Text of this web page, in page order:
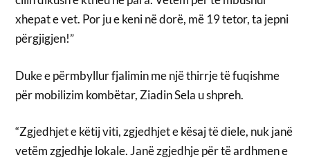
xhepat e vet. Por ju e keni në dorë, më 19 tetor, ta jepni
përgjigjen!”
Duke e përmbyllur fjalimin me një thirrje të fuqishme
për mobilizim kombëtar, Ziadin Sela u shpreh.
“Zgjedhjet e këtij viti, zgjedhjet e kësaj të diele, nuk janë
vetëm zgjedhje lokale. Janë zgjedhje për të ardhmen e